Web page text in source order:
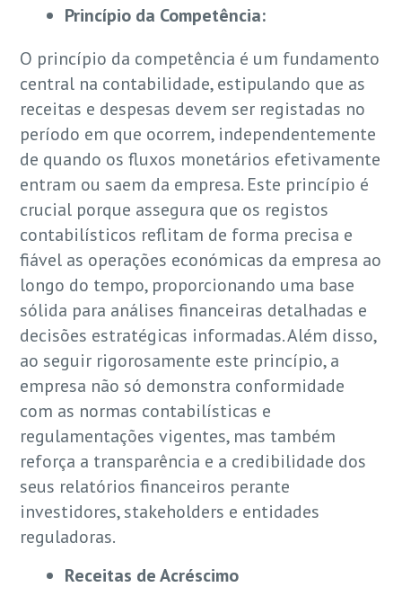
Princípio da Competência:
O princípio da competência é um fundamento
central na contabilidade, estipulando que as
receitas e despesas devem ser registadas no
período em que ocorrem, independentemente
de quando os fluxos monetários efetivamente
entram ou saem da empresa. Este princípio é
crucial porque assegura que os registos
contabilísticos reflitam de forma precisa e
fiável as operações económicas da empresa ao
longo do tempo, proporcionando uma base
sólida para análises financeiras detalhadas e
decisões estratégicas informadas. Além disso,
ao seguir rigorosamente este princípio, a
empresa não só demonstra conformidade
com as normas contabilísticas e
regulamentações vigentes, mas também
reforça a transparência e a credibilidade dos
seus relatórios financeiros perante
investidores, stakeholders e entidades
reguladoras.
Receitas de Acréscimo